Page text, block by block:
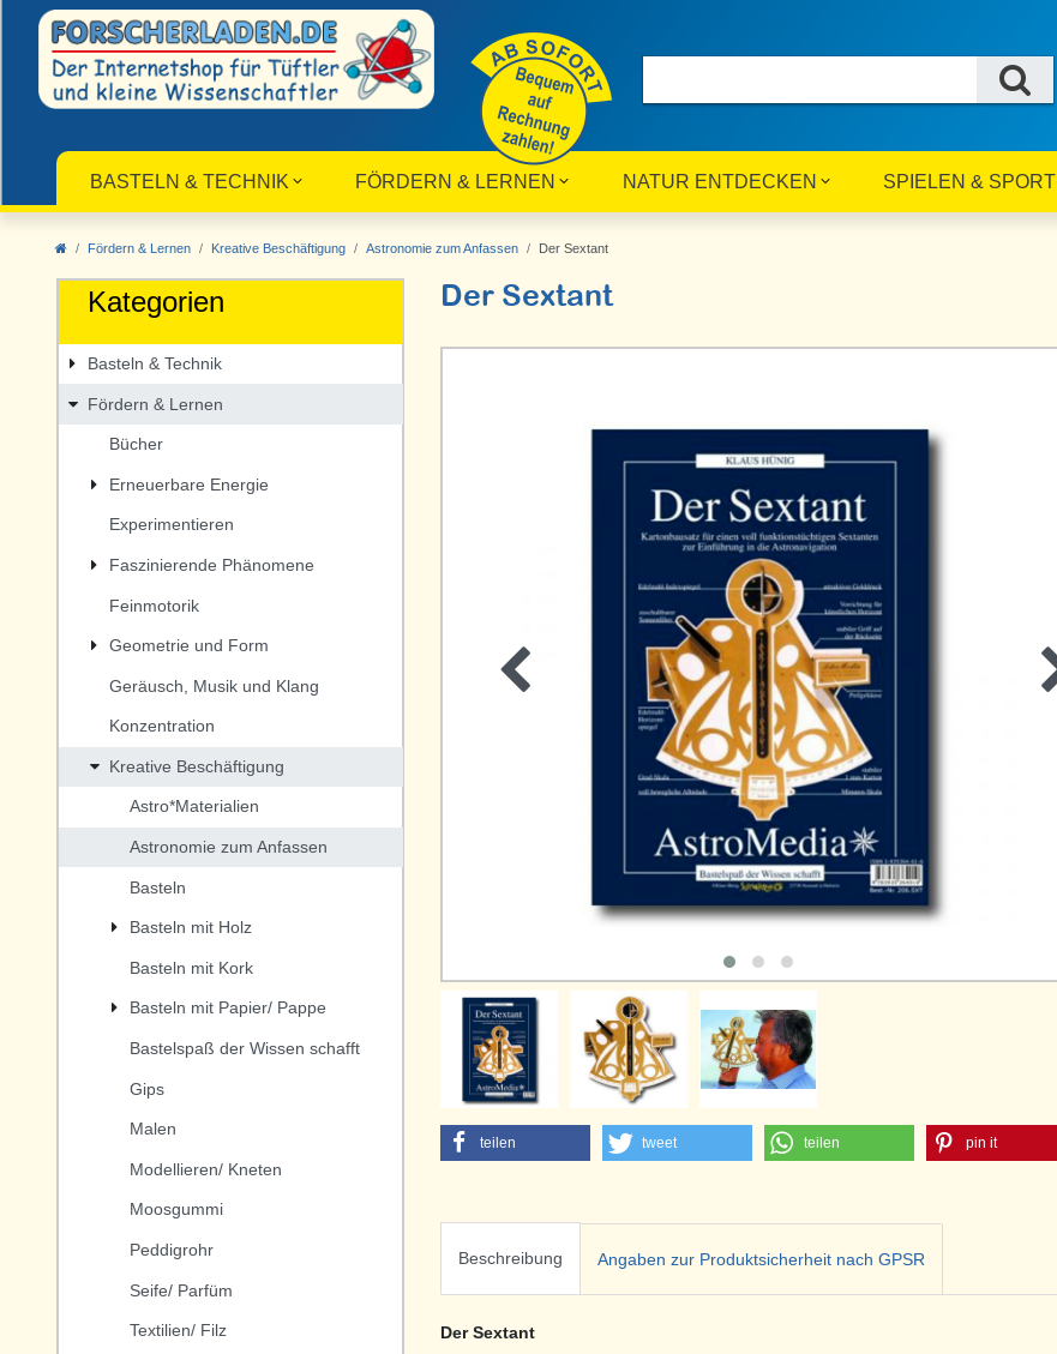
BASTELN & TECHNIK FÖRDERN & LERNEN NATUR ENTDECKEN SPIELEN & SPORT
Fördern & Lernen Kreative Beschäftigung Astronomie zum Anfassen Der Sextant
Kategorien
Basteln & Technik
Fördern & Lernen
Bücher
Erneuerbare Energie
Experimentieren
Faszinierende Phänomene
Feinmotorik
Geometrie und Form
Geräusch, Musik und Klang
Konzentration
Kreative Beschäftigung
Astro*Materialien
Astronomie zum Anfassen
Basteln
Basteln mit Holz
Basteln mit Kork
Basteln mit Papier/ Pappe
Bastelspaß der Wissen schafft
Gips
Malen
Modellieren/ Kneten
Moosgummi
Peddigrohr
Seife/ Parfüm
Textilien/ Filz
Der Sextant
teilen tweet teilen pin it
Beschreibung Angaben zur Produktsicherheit nach GPSR
Der Sextant